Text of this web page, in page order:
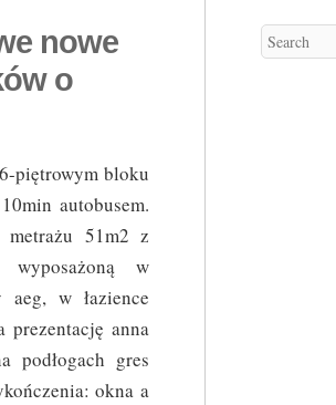
nowe
o
piętrowym bloku
autobusem.
metrażu 51m2 z
wyposażoną w
w łazience
prezentację anna
gres
okna a